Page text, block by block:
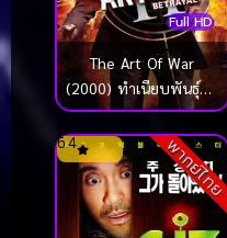
Full HD
The Art Of War
(2000) ทำเนียบพันธุ์ฆ่า
สงครามจับตาย
พากย์ไ
6.4